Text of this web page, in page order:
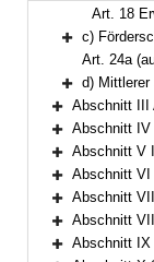
Art. 18 Erwerb
Bereich
c)
Art. 24a
Bereich
d)
Bereich
Abschnitt III
Bereich
Abschnitt IV Schulpflicht,
Bereich
Abschnitt V
Bereich
Abschnitt VI
Bereich
Abschnitt
Bereich
Abschnitt VIII
Bereich
Abschnitt IX